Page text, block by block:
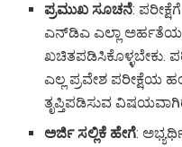
ಪ್ರಮುಖ ಸೂಚನೆ:
ಎನ್​ಡಿಎ ಎಲ್ಲಾ
ಖಚಿತಪಡಿಸಿಕೊಳ್ಳಬೇಕು.
ಎಲ್ಲ ಪ್ರವೇಶ ಪರೀಕ್ಷೆಯ
ತೃಪ್ತಿಪಡಿಸುವ
ಅರ್ಜಿ ಸಲ್ಲಿಕೆ ಹೇಗೆ: